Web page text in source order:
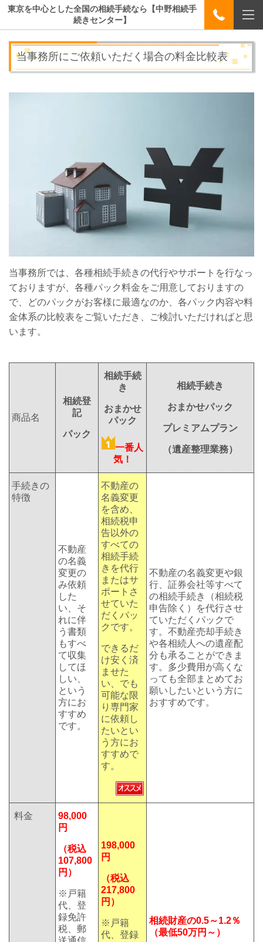
東京を中心とした全国の相続手続なら【中野相続手
続きセンター】
当事務所にご依頼いただく場合の料金比較表
当事務所では、各種相続手続きの代行やサポートを行なっ
ておりますが、各種パック料金をご用意しておりますの
で、どのパックがお客様に最適なのか、各パック内容や料
金体系の比較表をご覧いただき、ご検討いただければと思
います。
商品名
相続登
記
パック
相続手続
き
おまかせ
パック
一番人
気！
相続手続き
おまかせパック
プレミアムプラン
（遺産整理業務）
手続きの
特徴
不動産
の名義
変更の
み依頼
した
い、そ
れに伴
う書類
もすべ
て収集
してほ
しい、
という
方にお
すすめ
です。
不動産の
名義変更
を含め、
相続税申
告以外の
すべての
相続手続
きを代行
またはサ
ポートさ
せていた
だくパッ
クです。
できるだ
け安く済
ませた
い、でも
可能な限
り専門家
に依頼し
たいとい
う方にお
すすめで
す。
不動産の名義変更や銀
行、証券会社等すべて
の相続手続き（相続税
申告除く）を代行させ
ていただくパックで
す。不動産売却手続き
や各相続人への遺産配
分も承ることができま
す。多少費用が高くな
っても全部まとめてお
願いしたいという方に
おすすめです。
料金
98,000
円
（税込
107,800
円）
※戸籍
代、登
録免許
税、郵
198,000
円
（税込
217,800
円）
※戸籍
代、登録
相続財産の0.5～1.2％
（最低50万円～）